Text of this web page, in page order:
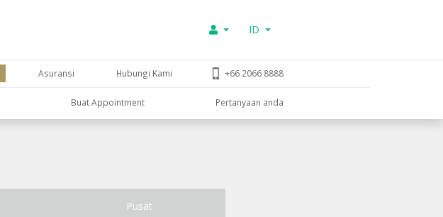
ID
Asuransi Hubungi Kami +66 2066 8888
Buat Appointment Pertanyaan anda
Pusat